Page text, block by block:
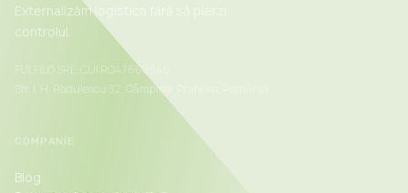
Externalizăm logistica fără să pierzi
controlul.
FULFILO SRL, CUI RO47668546
Str. I. H. Radulescu 32, Câmpina, Prahova, România
COMPANIE
Blog